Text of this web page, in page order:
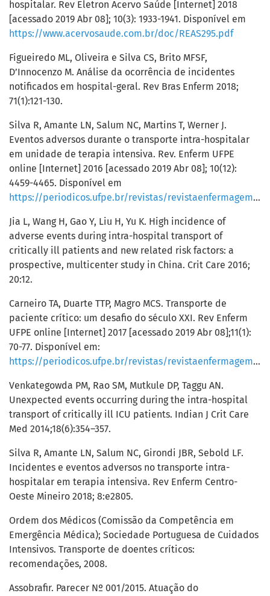
hospitalar. Rev Eletron Acervo Saúde [Internet] 2018
[acessado 2019 Abr 08]; 10(3): 1933-1941. Disponível em
https://www.acervosaude.com.br/doc/REAS295.pdf
Figueiredo ML, Oliveira e Silva CS, Brito MFSF,
D’Innocenzo M. Análise da ocorrência de incidentes
notificados em hospital-geral. Rev Bras Enferm 2018;
71(1):121-130.
Silva R, Amante LN, Salum NC, Martins T, Werner J.
Eventos adversos durante o transporte intra-hospitalar
em unidade de terapia intensiva. Rev. Enferm UFPE
online [Internet] 2016 [acessado 2019 Abr 08]; 10(12):
4459-4465. Disponível em
https://periodicos.ufpe.br/revistas/revistaenfermagem/article/viewFile/11510/13389
Jia L, Wang H, Gao Y, Liu H, Yu K. High incidence of
adverse events during intra-hospital transport of
critically ill patients and new related risk factors: a
prospective, multicenter study in China. Crit Care 2016;
20:12.
Carneiro TA, Duarte TTP, Magro MCS. Transporte de
paciente crítico: um desafio do século XXI. Rev Enferm
UFPE online [Internet] 2017 [acessado 2019 Abr 08];11(1):
70-77. Disponível em:
https://periodicos.ufpe.br/revistas/revistaenfermagem/article/download/11879/14335
Venkategowda PM, Rao SM, Mutkule DP, Taggu AN.
Unexpected events occurring during the intra-hospital
transport of critically ill ICU patients. Indian J Crit Care
Med 2014;18(6):354–357.
Silva R, Amante LN, Salum NC, Girondi JBR, Sebold LF.
Incidentes e eventos adversos no transporte intra-
hospitalar em terapia intensiva. Rev Enferm Centro-
Oeste Mineiro 2018; 8:e2805.
Ordem dos Médicos (Comissão da Competência em
Emergência Médica); Sociedade Portuguesa de Cuidados
Intensivos. Transporte de doentes críticos:
recomendações, 2008.
Assobrafir. Parecer Nº 001/2015. Atuação do